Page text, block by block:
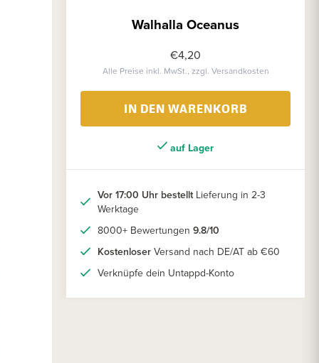
Walhalla Oceanus
€4,20
Alle Preise inkl. MwSt., zzgl. Versandkosten
IN DEN WARENKORB
auf Lager
Vor 17:00 Uhr bestelltLieferung in 2-3
Werktage
8000+ Bewertungen 9.8/10
Kostenloser Versand nach DE/AT ab €60
Verknüpfe dein Untappd-Konto